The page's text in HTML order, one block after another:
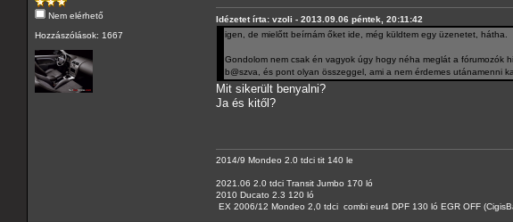
Nem elérhető
Hozzászólások: 1667
Idézetet írta: vzoli - 2013.09.06 péntek, 20:11:42
igen, de mielőtt beírnám őket ide, még küldtem egy üzenetet, hátha.
Gondolom nem csak én vagyok úgy hogy néha meglát a fórumozók
b@szva, és pont olyan összeggel, ami a nem érdemes utánamenni
Mit sikerült benyalni?
Ja és kitől?
2014/9 Mondeo 2.0 tdci tit 140 le
2021.06 2.0 tdci Transit Jumbo 170 ló
2010 Ducato 2.3 120 ló
EX 2006/12 Mondeo 2,0 tdci combi eur4 DPF 130 ló EGR OFF